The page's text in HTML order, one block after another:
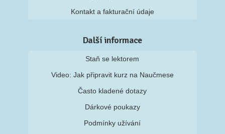
Kontakt a fakturační údaje
Další informace
Staň se lektorem
Video: Jak připravit kurz na Naučmese
Často kladené dotazy
Dárkové poukazy
Podmínky užívání